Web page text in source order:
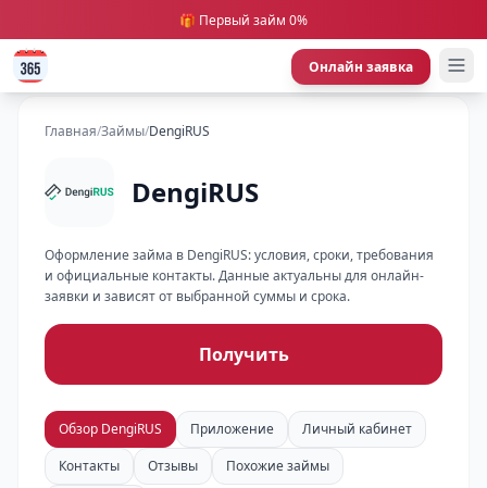
🎁 Первый займ 0%
Онлайн заявка
Главная/Займы/DengiRUS
DengiRUS
Оформление займа в DengiRUS: условия, сроки, требования
и официальные контакты. Данные актуальны для онлайн-
заявки и зависят от выбранной суммы и срока.
Получить
Обзор DengiRUS Приложение
Личный кабинет
Контакты
Отзывы
Похожие займы